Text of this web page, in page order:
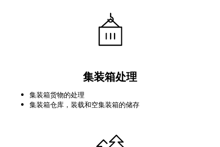
集装箱处理
集装箱货物的处理
集装箱仓库，装载和空集装箱的储存